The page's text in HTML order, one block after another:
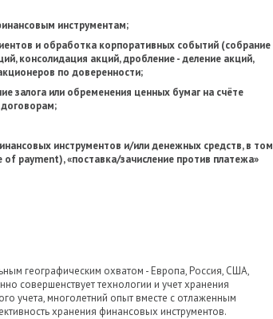
инструментам;
и обработка корпоративных событий (собрание
консолидация акций, дробление - деление акций,
по доверенности;
залога или обременения ценных бумаг на счёте
инструментов и/или денежных средств, в том
of payment), «поставка/зачисление против платежа»
географическим охватом - Европа, Россия, США,
совершенствует технологии и учет хранения
учета, многолетний опыт вместе с отлаженным
хранения финансовых инструментов.